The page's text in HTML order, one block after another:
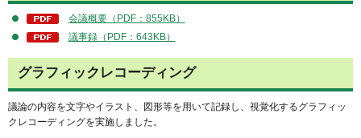
会議概要（PDF：855KB）
議事録（PDF：643KB）
グラフィックレコーディング
議論の内容を文字やイラスト、図形等を用いて記録し、視覚化するグラフィッ
クレコーディングを実施しました。